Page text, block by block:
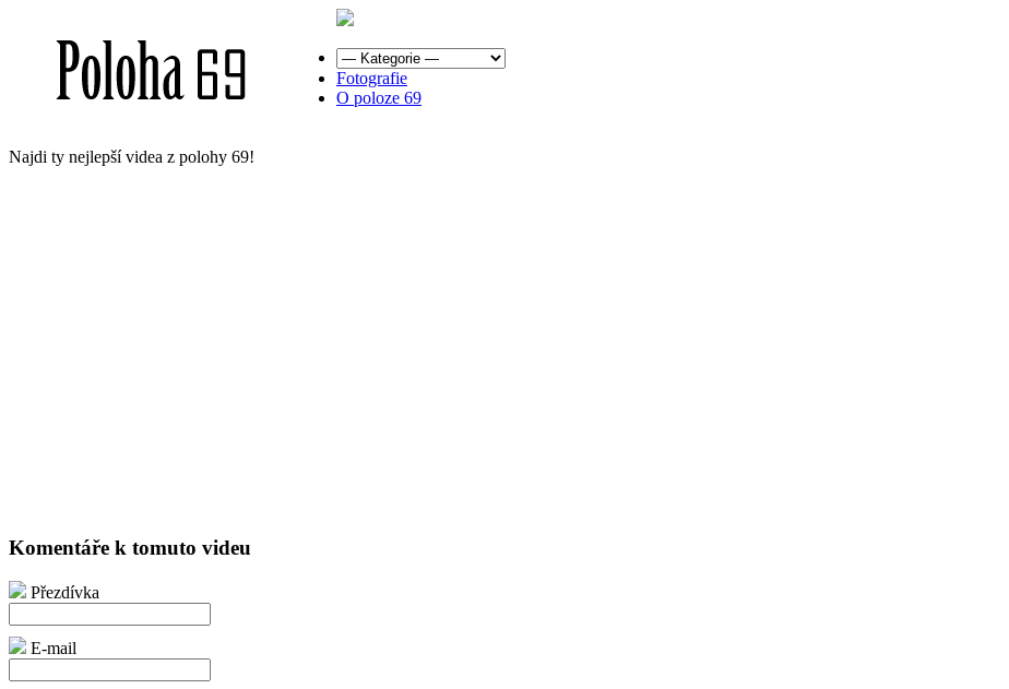
Najdi ty nejlepší videa z polohy 69!
Fotografie
O poloze 69
Komentáře k tomuto videu
Přezdívka
E-mail